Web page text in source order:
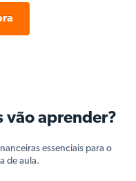
vão aprender?
essenciais para o
de aula.